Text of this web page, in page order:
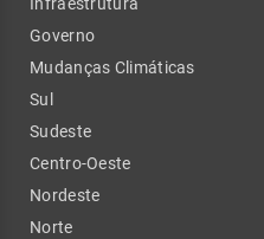
Infraestrutura
Governo
Mudanças Climáticas
Sul
Sudeste
Centro-Oeste
Nordeste
Norte